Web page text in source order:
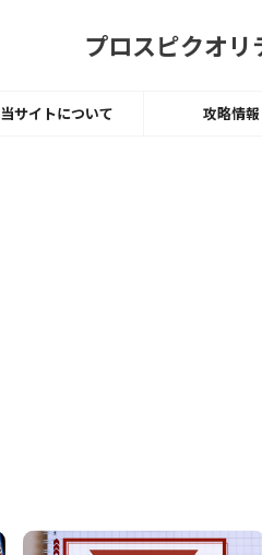
プロスピクオ
当サイトについて 攻略情報